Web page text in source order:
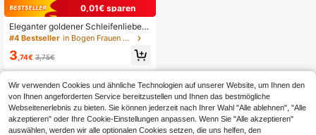
0,01€ sparen
Eleganter goldener Schleifenliebe-
Ring, süße zierliche Schleifen-Vers
prechen-Stapelringe für Frauen, ge
eignet für Hochzeit Verlobung Party
ama, Mutter, Muttertag, Geschenk
#4 Bestseller in Bogen Frauen Ringe
3 ,74€ 3,75€
Wir verwenden Cookies und ähnliche Technologien auf unserer Website, um Ihnen den
von Ihnen angeforderten Service bereitzustellen und Ihnen das bestmögliche
Webseitenerlebnis zu bieten. Sie können jederzeit nach Ihrer Wahl "Alle ablehnen", "Alle
akzeptieren" oder Ihre Cookie-Einstellungen anpassen. Wenn Sie "Alle akzeptieren"
auswählen, werden wir alle optionalen Cookies setzen, die uns helfen, den